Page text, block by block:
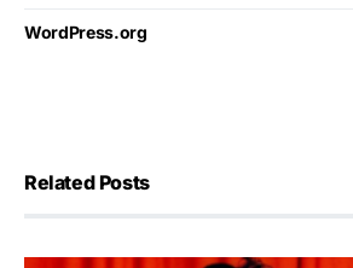
WordPress.org
Related Posts